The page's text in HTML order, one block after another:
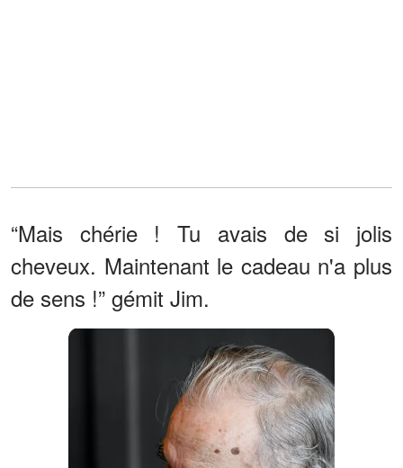
“Mais chérie ! Tu avais de si jolis
cheveux. Maintenant le cadeau n'a plus
de sens !” gémit Jim.